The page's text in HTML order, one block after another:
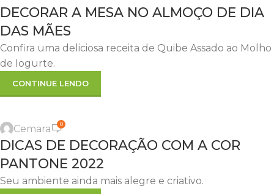
DECORAR A MESA NO ALMOÇO DE DIA
DAS MÃES
Confira uma deliciosa receita de Quibe Assado ao Molho
de Iogurte.
CONTINUE LENDO
14
Cemara 0
DICAS DE DECORAÇÃO COM A COR
PANTONE 2022
Seu ambiente ainda mais alegre e criativo.